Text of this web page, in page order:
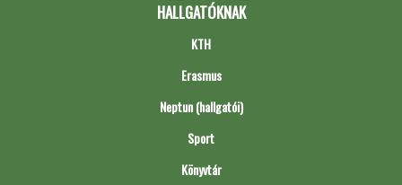
HALLGATÓKNAK
KTH
Erasmus
Neptun (hallgatói)
Sport
Könyvtár